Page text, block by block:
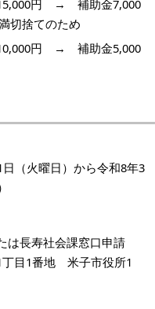
円 → 補助金7,000
切捨てのため
円 → 補助金5,000
（火曜日）から令和8年3
長寿社会課窓口申請
丁目1番地 米子市役所1